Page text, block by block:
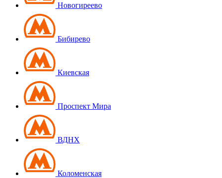
Новогиреево
Бибирево
Киевская
Проспект Мира
ВДНХ
Коломенская